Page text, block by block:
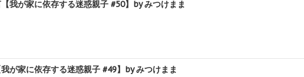
我が家に依存する迷惑親子 #50】by みつけまま
が家に依存する迷惑親子 #49】by みつけまま